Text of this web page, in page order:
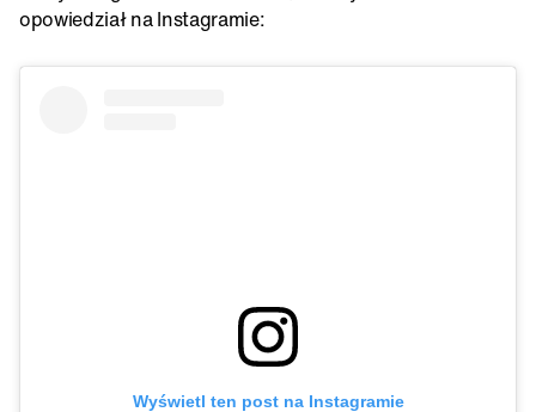
opowiedział na Instagramie:
Wyświetl ten post na Instagramie